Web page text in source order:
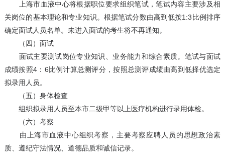
上海市血液中心将根据职位要求组织笔试，笔试内容主要涉及相
关岗位的基本理论和专业知识。根据笔试分数由高到低按1:3比例排序
确定面试人员名单。未进入面试的考生将不再通知。
（四）面试
面试主要测试岗位专业知识、业务能力和综合素质。笔试与面试
成绩按照4：6比例计算总测评分，按照总测评成绩由高到低择优选定
拟录用人员。
（五）身体检查
组织拟录用人员至本市二级甲等以上医疗机构进行录用体检。
（六）考察
由上海市血液中心组织考察，主要考察应聘人员的思想政治素
质、遵纪守法情况、道德品质和诚信记录。